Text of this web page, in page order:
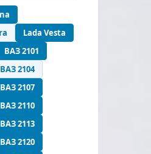
Lada Vesta
ВАЗ 2101
ВАЗ 2104
ВАЗ 2107
ВАЗ 2110
ВАЗ 2113
ВАЗ 2120